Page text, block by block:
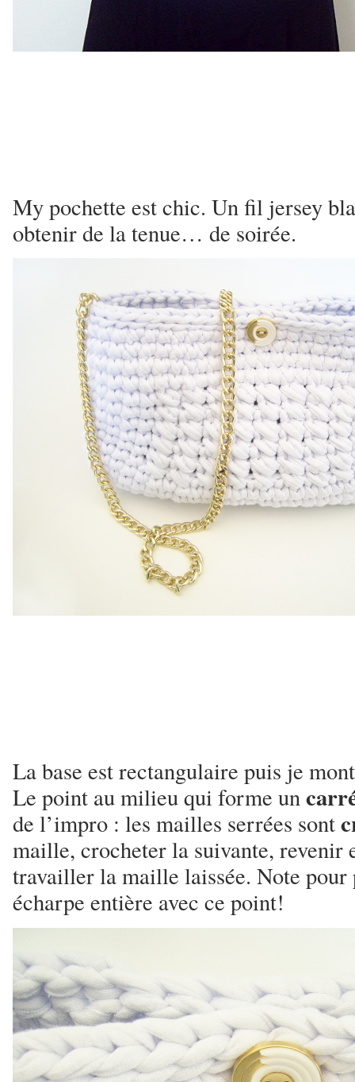
My pochette est chic. Un fil jersey
obtenir de la tenue… de soirée.
La base est rectangulaire puis je
Le point au milieu qui forme un
de l’impro : les mailles serrées sont
maille, crocheter la suivante, revenir
travailler la maille laissée. Note pour
écharpe entière avec ce point!